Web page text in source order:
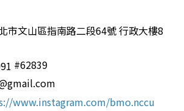
市文山區指南路二段64號 行政大樓8
#62839
www.instagram.com/bmo.nccu